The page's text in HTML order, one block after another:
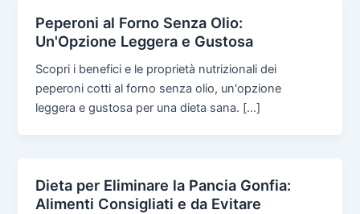
Peperoni al Forno Senza Olio:
Un'Opzione Leggera e Gustosa
Scopri i benefici e le proprietà nutrizionali dei
peperoni cotti al forno senza olio, un'opzione
leggera e gustosa per una dieta sana. […]
Dieta per Eliminare la Pancia Gonfia:
Alimenti Consigliati e da Evitare